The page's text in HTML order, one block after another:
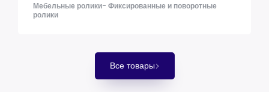
Мебельные ролики- Фиксированные и поворотные
ролики
Все товары